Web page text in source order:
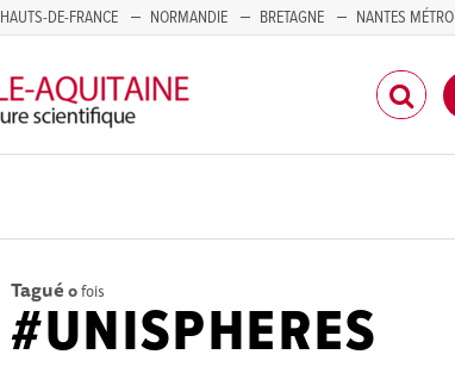
HAUTS-DE-FRANCE NORMANDIE BRETAGNE NANTES MÉTRO
Tagué 0fois
#UNISPHERES